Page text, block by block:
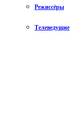
Режиссёры
Телеведущие